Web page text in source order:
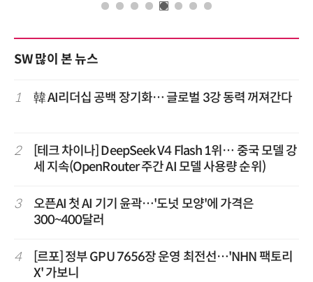
SW 많이 본 뉴스
1 韓 AI리더십 공백 장기화… 글로벌 3강 동력 꺼져간다
2
[테크 차이나] DeepSeek V4 Flash 1위… 중국 모델 강
세 지속(OpenRouter 주간 AI 모델 사용량 순위)
3
오픈AI 첫 AI 기기 윤곽…'도넛 모양'에 가격은
300~400달러
4
[르포] 정부 GPU 7656장 운영 최전선…'NHN 팩토리
X' 가보니